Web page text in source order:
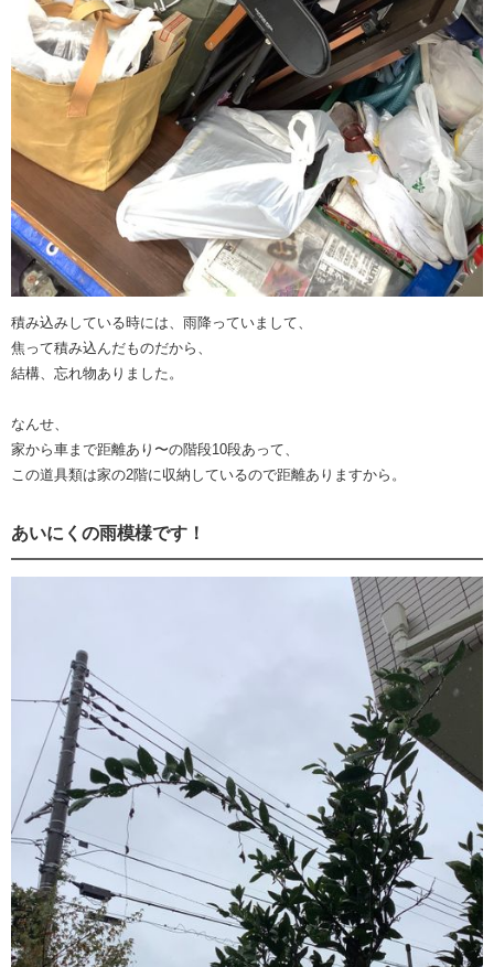
積み込みしている時には、雨降っていまして、
焦って積み込んだものだから、
結構、忘れ物ありました。
なんせ、
家から車まで距離あり〜の階段10段あって、
この道具類は家の2階に収納しているので距離ありますから。
あいにくの雨模様です！